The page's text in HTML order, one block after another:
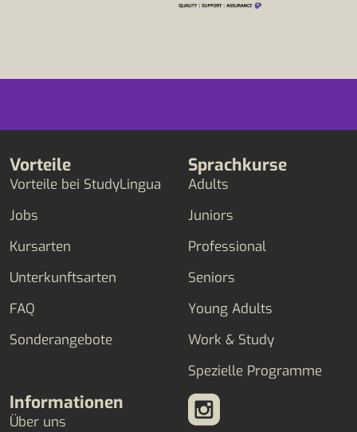
Vorteile
Vorteile bei StudyLingua
Jobs
Kursarten
Unterkunftsarten
FAQ
Sonderangebote
Sprachkurse
Adults
Juniors
Professional
Seniors
Young Adults
Work & Study
Spezielle Programme
Informationen
Über uns